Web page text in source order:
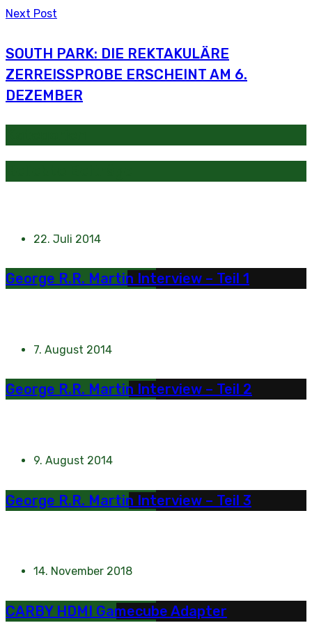
Next Post
SOUTH PARK: DIE REKTAKULÄRE
ZERREISSPROBE ERSCHEINT AM 6.
DEZEMBER
22. Juli 2014
George R.R. Martin Interview – Teil 1
7. August 2014
George R.R. Martin Interview – Teil 2
9. August 2014
George R.R. Martin Interview – Teil 3
14. November 2018
CARBY HDMI Gamecube Adapter